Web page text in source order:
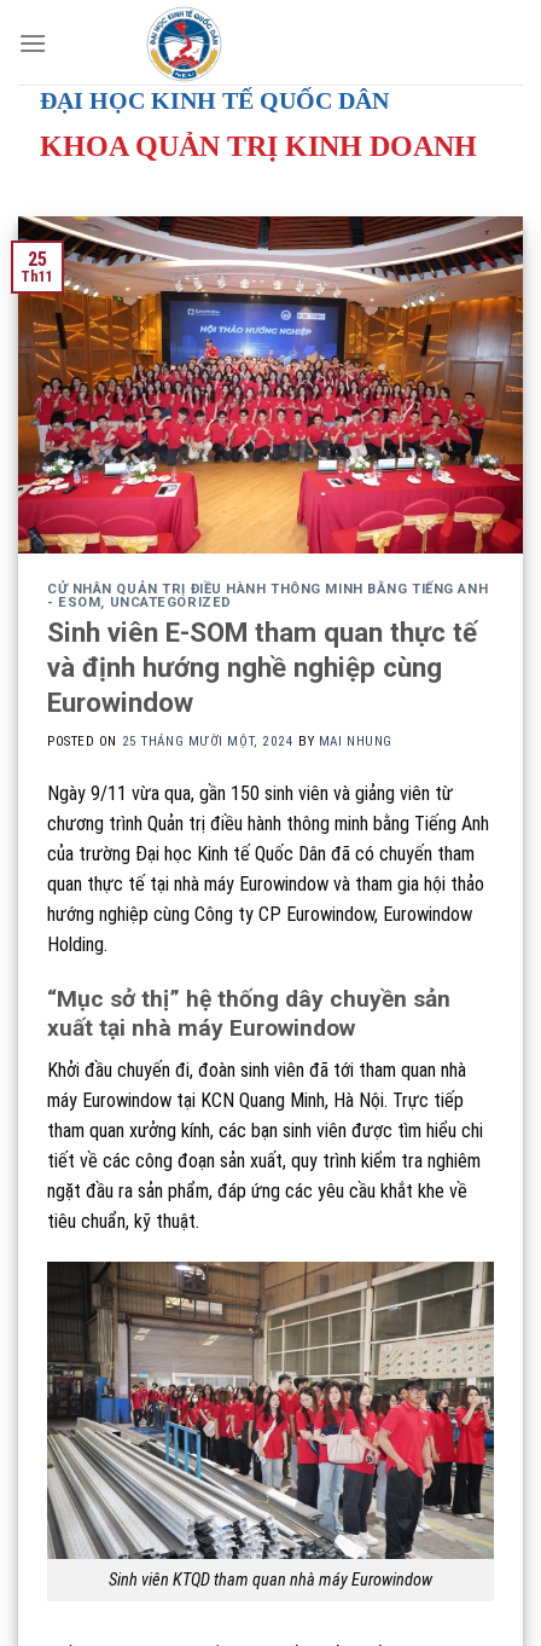
ĐẠI HỌC KINH TẾ QUỐC DÂN
KHOA QUẢN TRỊ KINH DOANH
25
Th11
CỬ NHÂN QUẢN TRỊ ĐIỀU HÀNH THÔNG MINH BẰNG TIẾNG ANH
- ESOM, UNCATEGORIZED
Sinh viên E-SOM tham quan thực tế
và định hướng nghề nghiệp cùng
Eurowindow
POSTED ON 25 THÁNG MƯỜI MỘT, 2024 BY MAI NHUNG
Ngày 9/11 vừa qua, gần 150 sinh viên và giảng viên từ
chương trình Quản trị điều hành thông minh bằng Tiếng Anh
của trường Đại học Kinh tế Quốc Dân đã có chuyến tham
quan thực tế tại nhà máy Eurowindow và tham gia hội thảo
hướng nghiệp cùng Công ty CP Eurowindow, Eurowindow
Holding.
“Mục sở thị” hệ thống dây chuyền sản
xuất tại nhà máy Eurowindow
Khởi đầu chuyến đi, đoàn sinh viên đã tới tham quan nhà
máy Eurowindow tại KCN Quang Minh, Hà Nội. Trực tiếp
tham quan xưởng kính, các bạn sinh viên được tìm hiểu chi
tiết về các công đoạn sản xuất, quy trình kiểm tra nghiêm
ngặt đầu ra sản phẩm, đáp ứng các yêu cầu khắt khe về
tiêu chuẩn, kỹ thuật.
Sinh viên KTQD tham quan nhà máy Eurowindow